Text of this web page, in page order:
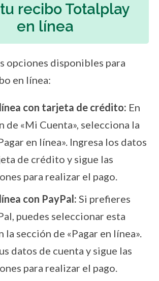
recibo Totalplay
en línea
opciones disponibles para
en línea:
con tarjeta de crédito: En
de «Mi Cuenta», selecciona la
en línea». Ingresa los datos
de crédito y sigue las
para realizar el pago.
con PayPal: Si prefieres
puedes seleccionar esta
la sección de «Pagar en línea».
datos de cuenta y sigue las
para realizar el pago.